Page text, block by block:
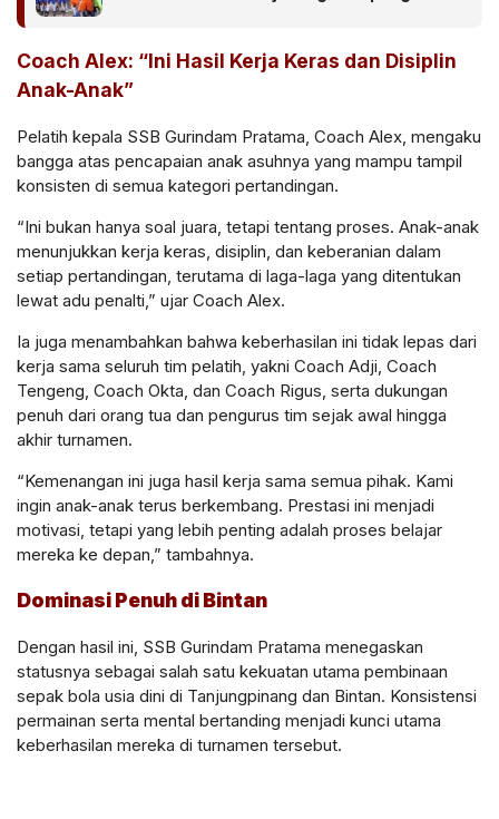
Coach Alex: “Ini Hasil Kerja Keras dan Disiplin
Anak-Anak”
Pelatih kepala SSB Gurindam Pratama, Coach Alex, mengaku
bangga atas pencapaian anak asuhnya yang mampu tampil
konsisten di semua kategori pertandingan.
“Ini bukan hanya soal juara, tetapi tentang proses. Anak-anak
menunjukkan kerja keras, disiplin, dan keberanian dalam
setiap pertandingan, terutama di laga-laga yang ditentukan
lewat adu penalti,” ujar Coach Alex.
Ia juga menambahkan bahwa keberhasilan ini tidak lepas dari
kerja sama seluruh tim pelatih, yakni Coach Adji, Coach
Tengeng, Coach Okta, dan Coach Rigus, serta dukungan
penuh dari orang tua dan pengurus tim sejak awal hingga
akhir turnamen.
“Kemenangan ini juga hasil kerja sama semua pihak. Kami
ingin anak-anak terus berkembang. Prestasi ini menjadi
motivasi, tetapi yang lebih penting adalah proses belajar
mereka ke depan,” tambahnya.
Dominasi Penuh di Bintan
Dengan hasil ini, SSB Gurindam Pratama menegaskan
statusnya sebagai salah satu kekuatan utama pembinaan
sepak bola usia dini di Tanjungpinang dan Bintan. Konsistensi
permainan serta mental bertanding menjadi kunci utama
keberhasilan mereka di turnamen tersebut.